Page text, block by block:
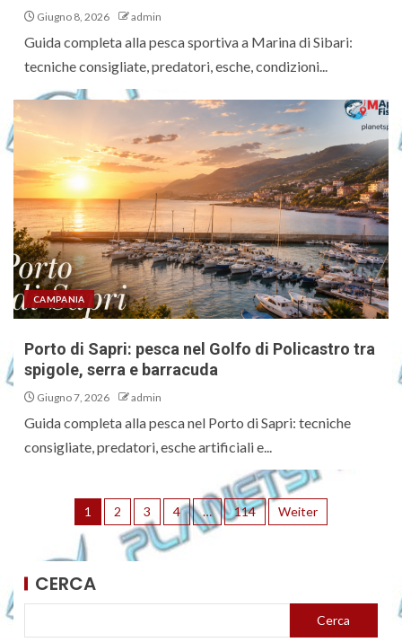
Giugno 8, 2026 admin
Guida completa alla pesca sportiva a Marina di Sibari:
tecniche consigliate, predatori, esche, condizioni...
CAMPANIA
Porto di Sapri: pesca nel Golfo di Policastro tra
spigole, serra e barracuda
Giugno 7, 2026 admin
Guida completa alla pesca nel Porto di Sapri: tecniche
consigliate, predatori, esche artificiali e...
1 2 3 4 … 114 Weiter
CERCA
Cerca